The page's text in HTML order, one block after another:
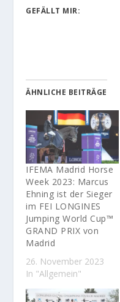
GEFÄLLT MIR:
ÄHNLICHE BEITRÄGE
IFEMA Madrid Horse
Week 2023: Marcus
Ehning ist der Sieger
im FEI LONGINES
Jumping World Cup™
GRAND PRIX von
Madrid
26. November 2023
In "Allgemein"